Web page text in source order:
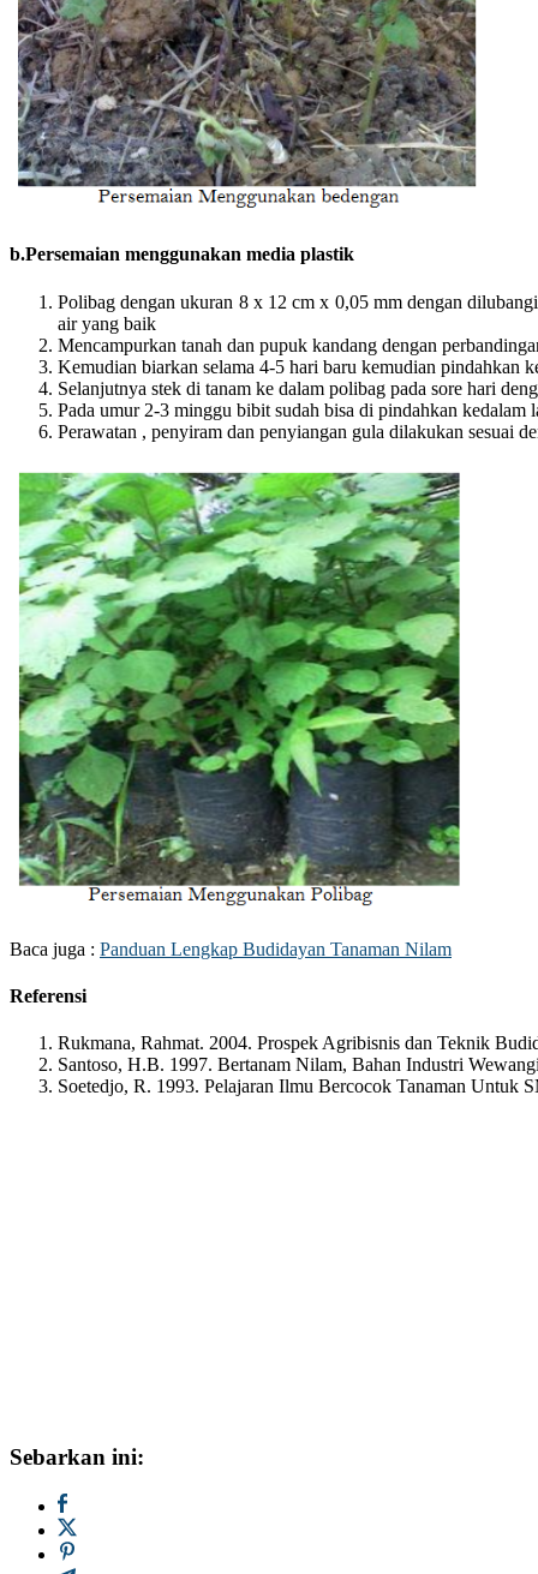
b.Persemaian menggunakan media plastik
Polibag dengan ukuran 8 x 12 cm x 0,05 mm dengan
air yang baik
Mencampurkan tanah dan pupuk kandang dengan
Kemudian biarkan selama 4-5 hari baru kemudian pindahkan
Selanjutnya stek di tanam ke dalam polibag pada sore hari
Pada umur 2-3 minggu bibit sudah bisa di pindahkan kedalam
Perawatan , penyiram dan penyiangan gula dilakukan sesuai
Baca juga : Panduan Lengkap Budidayan Tanaman Nilam
Referensi
Rukmana, Rahmat. 2004. Prospek Agribisnis dan Teknik
Santoso, H.B. 1997. Bertanam Nilam, Bahan Industri
Soetedjo, R. 1993. Pelajaran Ilmu Bercocok Tanaman Untuk
Sebarkan ini: